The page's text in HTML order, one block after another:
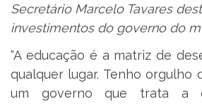
Secretário Marcelo Tavares
investimentos do governo do
“A educação é a matriz de
qualquer lugar. Tenho orgulho
um governo que trata a